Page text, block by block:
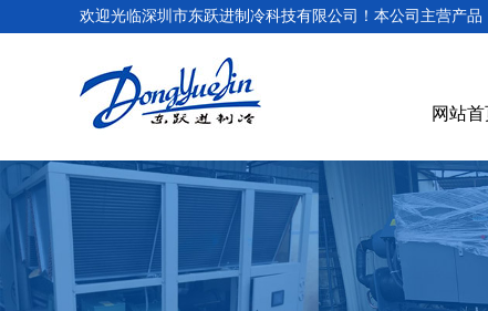
欢迎光临深圳市东跃进制冷科技有限公司！本公司主营产
网站